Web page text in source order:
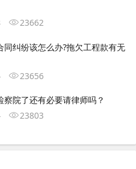
23662
同纠纷该怎么办?拖欠工程款有无
23656
察院了还有必要请律师吗？
23803